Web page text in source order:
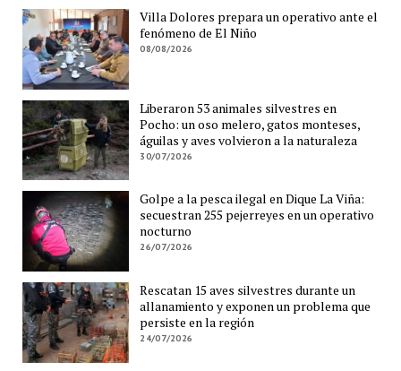
Villa Dolores prepara un operativo ante el
fenómeno de El Niño
08/08/2026
Liberaron 53 animales silvestres en
Pocho: un oso melero, gatos monteses,
águilas y aves volvieron a la naturaleza
30/07/2026
Golpe a la pesca ilegal en Dique La Viña:
secuestran 255 pejerreyes en un operativo
nocturno
26/07/2026
Rescatan 15 aves silvestres durante un
allanamiento y exponen un problema que
persiste en la región
24/07/2026